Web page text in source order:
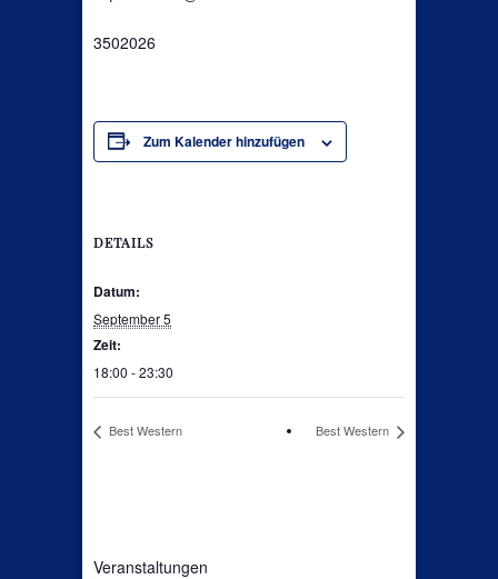
3502026
Zum Kalender hinzufügen
DETAILS
Datum:
September 5
Zeit:
18:00 - 23:30
Best Western Best Western
Veranstaltungen